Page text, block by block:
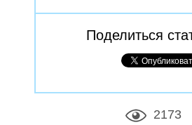
Поделиться
2173